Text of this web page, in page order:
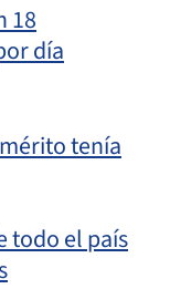
18
día
tenía
todo el país